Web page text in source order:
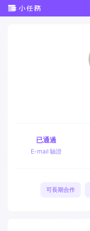
E-mail 驗證
已通過
可長期合作